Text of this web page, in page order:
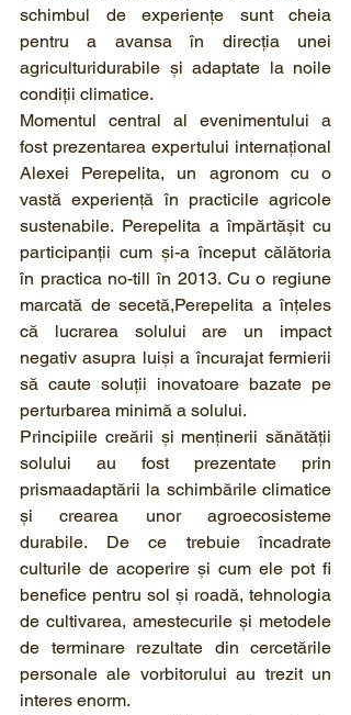
schimbul de experiențe sunt cheia
pentru a avansa în direcția unei
agriculturidurabile și adaptate la noile
condiții climatice.
Momentul central al evenimentului a
fost prezentarea expertului internațional
Alexei Perepelita, un agronom cu o
vastă experiență în practicile agricole
sustenabile. Perepelita a împărtășit cu
participanții cum și-a început călătoria
în practica no-till în 2013. Cu o regiune
marcată de secetă,Perepelita a înțeles
că lucrarea solului are un impact
negativ asupra luiși a încurajat fermierii
să caute soluții inovatoare bazate pe
perturbarea minimă a solului.
Principiile creării și menținerii sănătății
solului au fost prezentate prin
prismaadaptării la schimbările climatice
și crearea unor agroecosisteme
durabile. De ce trebuie încadrate
culturile de acoperire și cum ele pot fi
benefice pentru sol și roadă, tehnologia
de cultivarea, amestecurile și metodele
de terminare rezultate din cercetările
personale ale vorbitorului au trezit un
interes enorm.